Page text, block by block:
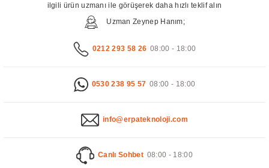
ilgili ürün uzmanı ile görüşerek daha hızlı teklif alın
Uzman Zeynep Hanım;
0212 293 58 26 08:00 - 18:00
0530 238 95 57 08:00 - 18:00
info@erpateknoloji.com
Canlı Sohbet 08:00 - 18:00